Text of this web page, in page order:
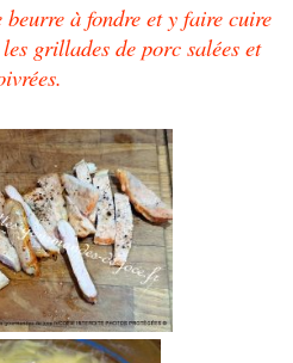
beurre à fondre et y faire cuire
grillades de porc salées et